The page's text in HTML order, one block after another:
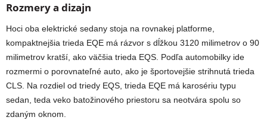
Rozmery a dizajn
Hoci oba elektrické sedany stoja na rovnakej platforme,
kompaktnejšia trieda EQE má rázvor s dĺžkou 3120 milimetrov o 90
milimetrov kratší, ako väčšia trieda EQS. Podľa automobilky ide
rozmermi o porovnateľné auto, ako je športovejšie strihnutá trieda
CLS. Na rozdiel od triedy EQS, trieda EQE má karosériu typu
sedan, teda veko batožinového priestoru sa neotvára spolu so
zdaným oknom.